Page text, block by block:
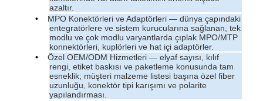
azaltır.
•
MPO Konektörleri ve Adaptörleri — dünya çapındaki
entegratörlere ve sistem kurucularına sağlanan, tek
modlu ve çok modlu varyantlarda çıplak MPO/MTP
konnektörleri, kuplörleri ve hat içi adaptörler.
•
Özel OEM/ODM Hizmetleri — elyaf sayısı, kılıf
rengi, etiket baskısı ve paketleme konusunda tam
esneklik; müşteri malzeme listesi başına özel fiber
uzunluğu, konektör tipi karışımı ve polarite
yapılandırması.